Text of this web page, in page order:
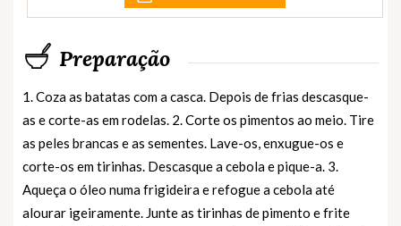
Preparação
1. Coza as batatas com a casca. Depois de frias descasque-
as e corte-as em rodelas. 2. Corte os pimentos ao meio. Tire
as peles brancas e as sementes. Lave-os, enxugue-os e
corte-os em tirinhas. Descasque a cebola e pique-a. 3.
Aqueça o óleo numa frigideira e refogue a cebola até
alourar igeiramente. Junte as tirinhas de pimento e frite